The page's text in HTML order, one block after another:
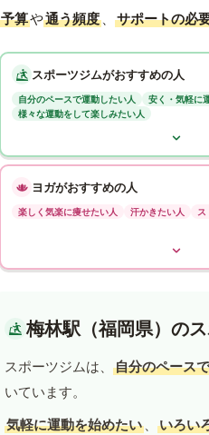
予算や通う頻度 、 サポートの必
スポーツジムがおすすめの人
自分のペースで運動したい人
安く・気軽に
様々な運動をして楽しみたい人
ヨガがおすすめの人
楽しく気楽に痩せたい人 汗かきたい人 ス
梅林駅（福岡県）の
スポーツジムは、 自分のペース
いています。
気軽に運動を始めたい 、 いろい